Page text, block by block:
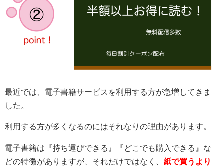
最近では、電子書籍サービスを利用する方が急増してきま
した。
利用する方が多くなるのにはそれなりの理由があります。
電子書籍は『持ち運びできる』『どこでも購入できる』な
どの特徴がありますが、それだけではなく、 紙で買うより